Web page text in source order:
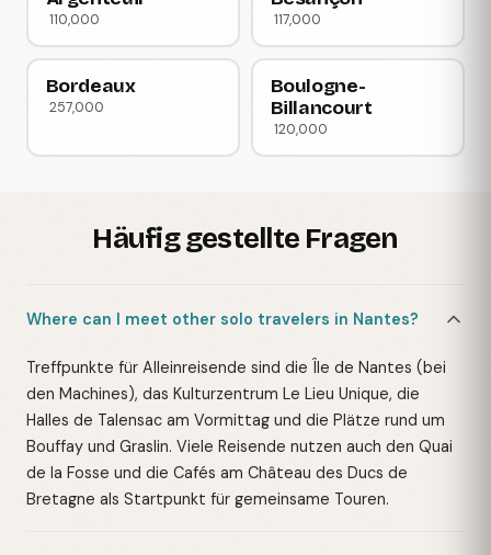
110,000 117,000
Bordeaux
257,000
Boulogne-
Billancourt
120,000
Häufig gestellte Fragen
Where can I meet other solo travelers in Nantes?
Treffpunkte für Alleinreisende sind die Île de Nantes (bei
den Machines), das Kulturzentrum Le Lieu Unique, die
Halles de Talensac am Vormittag und die Plätze rund um
Bouffay und Graslin. Viele Reisende nutzen auch den Quai
de la Fosse und die Cafés am Château des Ducs de
Bretagne als Startpunkt für gemeinsame Touren.